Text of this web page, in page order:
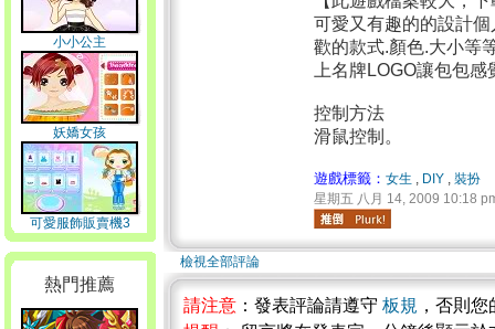
小小公主
妖嬌女孩
可愛服飾販賣機3
熱門推薦
可愛又有趣的的設計
歡的款式.顏色.大小等
上名牌LOGO讓包包
控制方法
滑鼠控制。
遊戲標籤： 女生 , DIY , 裝扮
星期五 八月 14, 2009 10:18
檢視全部評論
請注意 ：發表評論請遵守 板規 ，否則